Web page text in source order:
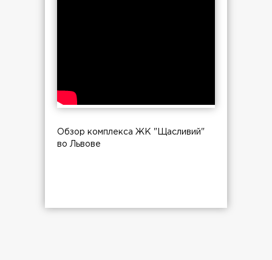
Обзор комплекса ЖК "Щасливий"
во Львове